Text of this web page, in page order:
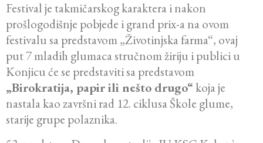
Festival je takmičarskog karaktera i nakon
prošlogodišnje pobjede i grand prix-a na ovom
festivalu sa predstavom „Životinjska farma“, ovaj
put 7 mladih glumaca stručnom žiriju i publici u
Konjicu će se predstaviti sa predstavom
„Birokratija, papir ili nešto drugo“koja je
nastala kao završni rad 12. ciklusa Škole glume,
starije grupe polaznika.